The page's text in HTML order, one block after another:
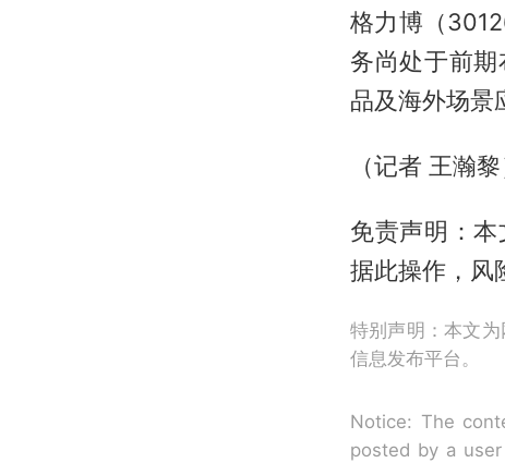
格力博（
务尚处于前
品及海外场景
（记者 王瀚黎
免责声明：本
据此操作，风
特别声明：本文
信息发布平台。
Notice: The
posted by a